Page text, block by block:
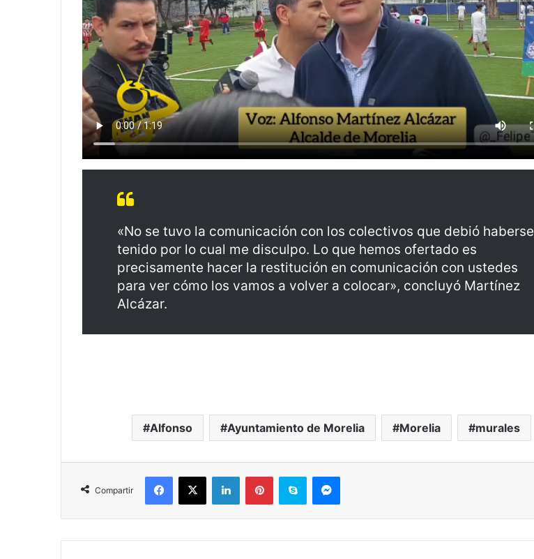
«No se tuvo la comunicación con los colectivos que debió haberse
tenido por lo cual me disculpo. Lo que hemos ofertado es
precisamente hacer la restitución en comunicación con ustedes
para ver cómo los vamos a volver a colocar», concluyó Martínez
Alcázar.
Alfonso Ayuntamiento de Morelia Morelia murales
Compartir
Facebook
X LinkedInPinterestSkype Messenger